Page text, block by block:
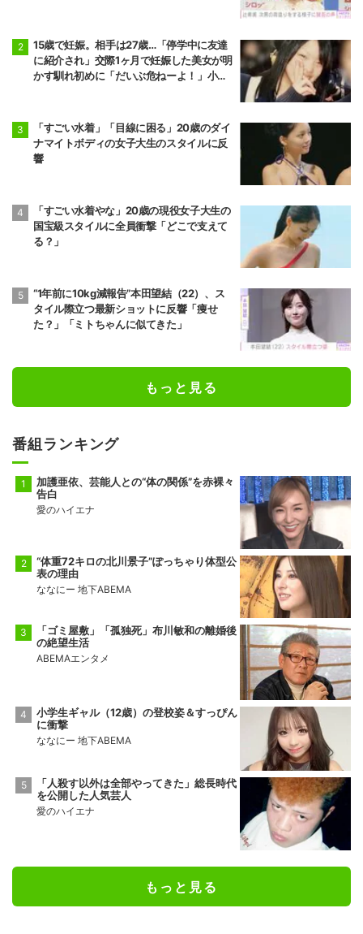
15歳で妊娠。相手は27歳…「停学中に友達
に紹介され」交際1ヶ月で妊娠した美女が明
かす馴れ初めに「だいぶ危ねーよ！」小森
「すごい水着」「目線に困る」20歳のダイ
ナマイトボディの女子大生のスタイルに反
響
「すごい水着やな」20歳の現役女子大生の
国宝級スタイルに全員衝撃「どこで支えて
る？」
“1年前に10kg減報告”本田望結（22）、ス
タイル際立つ最新ショットに反響「痩せ
た？」「ミトちゃんに似てきた」
もっと見る
番組ランキング
加護亜依、芸能人との“体の関係”を赤裸々
告白
愛のハイエナ
“体重72キロの北川景子”ぽっちゃり体型公
表の理由
ななにー 地下ABEMA
「ゴミ屋敷」「孤独死」布川敏和の離婚後
の絶望生活
ABEMAエンタメ
小学生ギャル（12歳）の登校姿＆すっぴん
に衝撃
ななにー 地下ABEMA
「人殺す以外は全部やってきた」総長時代
を公開した人気芸人
愛のハイエナ
もっと見る